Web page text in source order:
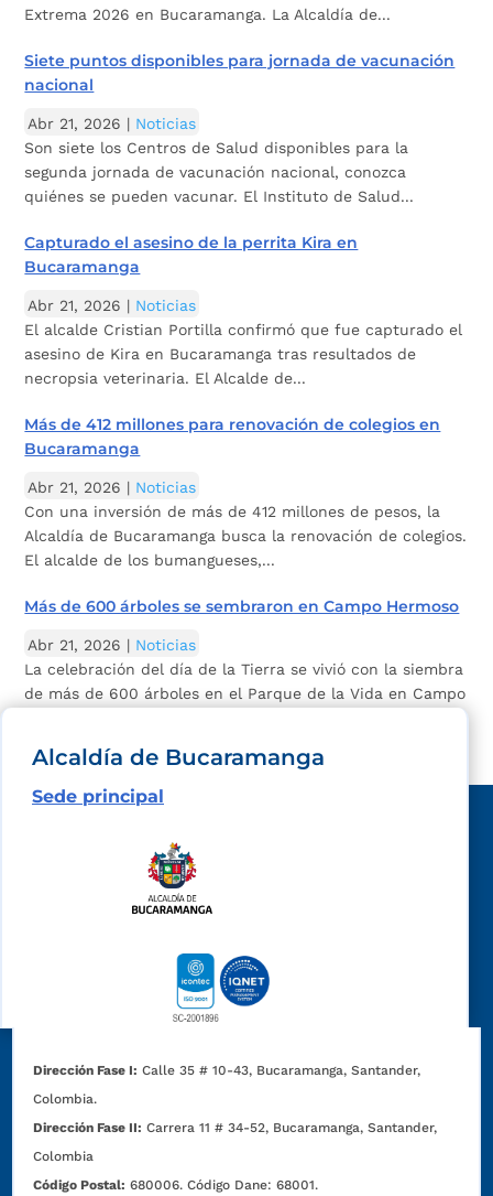
Extrema 2026 en Bucaramanga. La Alcaldía de...
Siete puntos disponibles para jornada de vacunación
nacional
Abr 21, 2026 | Noticias
Son siete los Centros de Salud disponibles para la
segunda jornada de vacunación nacional, conozca
quiénes se pueden vacunar. El Instituto de Salud...
Capturado el asesino de la perrita Kira en
Bucaramanga
Abr 21, 2026 | Noticias
El alcalde Cristian Portilla confirmó que fue capturado el
asesino de Kira en Bucaramanga tras resultados de
necropsia veterinaria. El Alcalde de...
Más de 412 millones para renovación de colegios en
Bucaramanga
Abr 21, 2026 | Noticias
Con una inversión de más de 412 millones de pesos, la
Alcaldía de Bucaramanga busca la renovación de colegios.
El alcalde de los bumangueses,...
Más de 600 árboles se sembraron en Campo Hermoso
Abr 21, 2026 | Noticias
La celebración del día de la Tierra se vivió con la siembra
de más de 600 árboles en el Parque de la Vida en Campo
Alcaldía de Bucaramanga
Sede principal
Dirección Fase I: Calle 35 # 10-43, Bucaramanga, Santander,
Colombia.
Dirección Fase II: Carrera 11 # 34-52, Bucaramanga, Santander,
Colombia
Código Postal: 680006. Código Dane: 68001.